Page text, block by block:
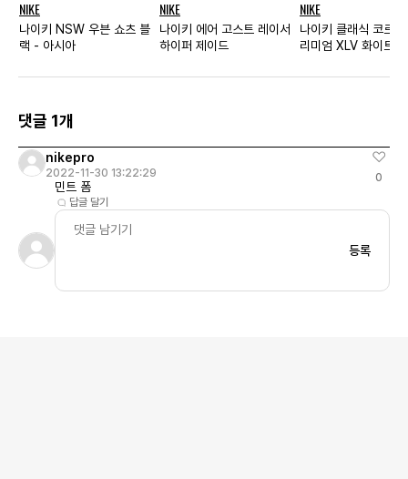
NIKE
나이키 NSW 우븐 쇼츠 블
랙 - 아시아
NIKE
나이키 에어 고스트 레이서
하이퍼 제이드
NIKE
나이키 클래식 코르
리미엄 XLV 화이트
댓글 1개
nikepro
2022-11-30 13:22:29
민트 폼
답글 달기
0
등록